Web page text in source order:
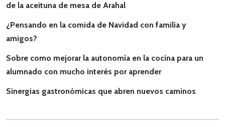
de la aceituna de mesa de Arahal
¿Pensando en la comida de Navidad con familia y
amigos?
Sobre como mejorar la autonomía en la cocina para un
alumnado con mucho interés por aprender
Sinergias gastronómicas que abren nuevos caminos